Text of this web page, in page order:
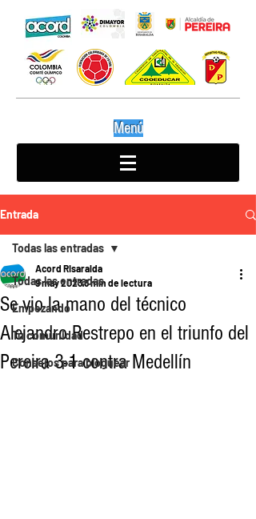
Menú
Entrada
Todas las entradas
Empezando
Tu comunidad
Consejos para bloguear
Todas las entradas
Se vio la mano del técnico
Alejandro Restrepo en el triunfo del
Pereira 3-1 contra Medellín
Acord Risaralda
9 may 20233 min de lectura